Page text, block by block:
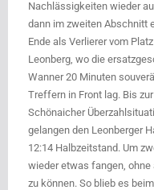
Nachlässigkeiten wieder
dann im zweiten Abschnitt
Ende als Verlierer vom
Leonberg, wo die
Wanner 20 Minuten
Treffern in Front lag. Bis
Schönaicher
gelangen den Leonberger
12:14 Halbzeitstand. Um
wieder etwas fangen,
zu können. So blieb es